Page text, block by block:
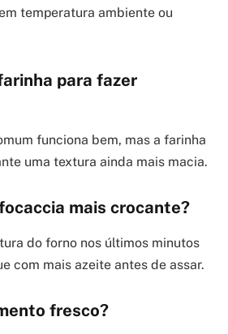
temperatura ambiente ou
para fazer
funciona bem, mas a farinha
uma textura ainda mais macia.
mais crocante?
do forno nos últimos minutos
com mais azeite antes de assar.
fresco?